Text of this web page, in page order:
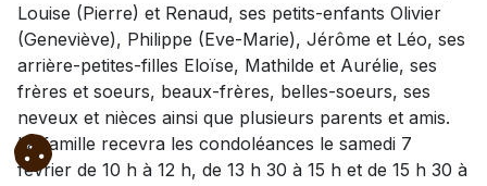
Louise (Pierre) et Renaud, ses petits-enfants Olivier
(Geneviève), Philippe (Eve-Marie), Jérôme et Léo, ses
arrière-petites-filles Eloïse, Mathilde et Aurélie, ses
frères et soeurs, beaux-frères, belles-soeurs, ses
neveux et nièces ainsi que plusieurs parents et amis.
La famille recevra les condoléances le samedi 7
février de 10 h à 12 h, de 13 h 30 à 15 h et de 15 h 30 à